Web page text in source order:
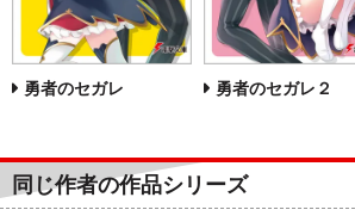
勇者のセガレ 勇者のセガレ２
同じ作者の作品シリーズ